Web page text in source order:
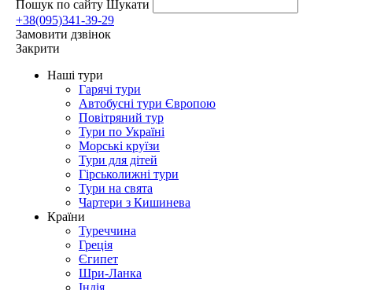
Пошук по сайту Шукати
+38(095)341-39-29
Замовити дзвінок
Закрити
Наші тури
Гарячі тури
Автобусні тури Європою
Повітряний тур
Тури по Україні
Морські круїзи
Тури для дітей
Гірськолижні тури
Тури на свята
Чартери з Кишинева
Країни
Туреччина
Греція
Єгипет
Шри-Ланка
Індія